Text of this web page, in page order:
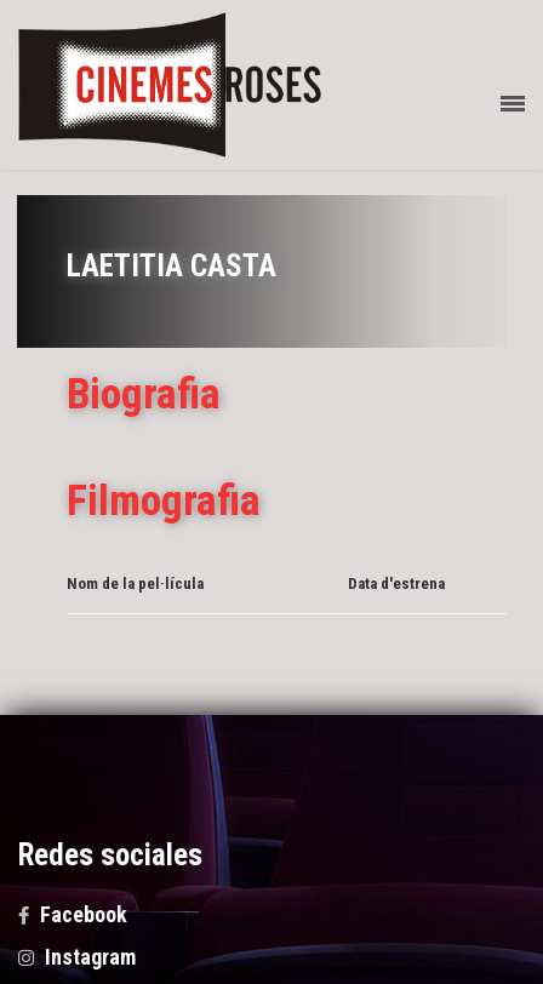
LAETITIA CASTA
Biografia
Filmografia
Nom de la pel·lícula Data d'estrena
Redes sociales
Facebook
Instagram